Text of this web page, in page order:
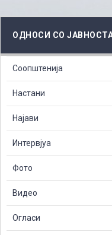
ОДНОСИ СО
Соопштенија
Настани
Најави
Интервјуа
Фото
Видео
Огласи